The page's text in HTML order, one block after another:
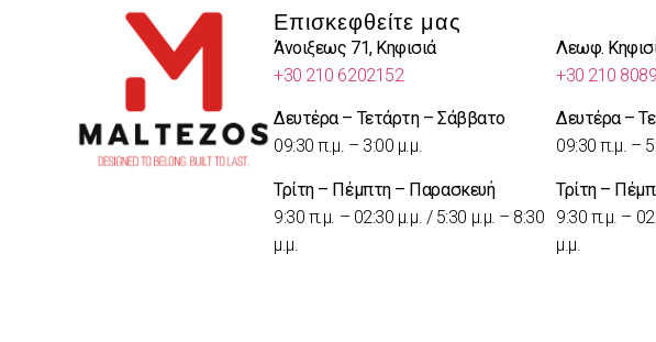
Επισκεφθείτε μας
Άνοιξεως 71, Κηφισιά
+30 210 6202152
Δευτέρα – Τετάρτη – Σάββατο
09:30 π.μ. – 3:00 μ.μ.
Τρίτη – Πέμπτη – Παρασκευή
9:30 π.μ. – 02:30 μ.μ. / 5:30 μ.μ. – 8:30
μ.μ.
Λεωφ.
+30 210
Δευτέρα –
09:30 π.μ. –
Τρίτη –
9:30 π.μ. –
μ.μ.